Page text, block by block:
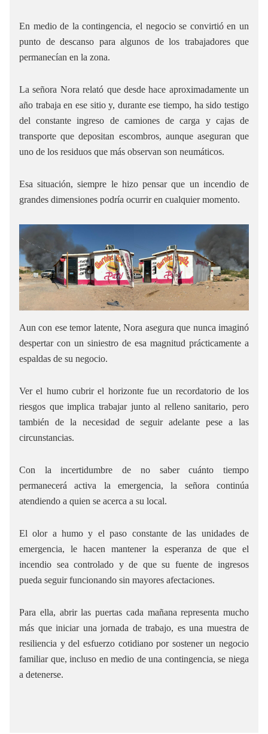
En medio de la contingencia, el negocio se convirtió en un
punto de descanso para algunos de los trabajadores que
permanecían en la zona.
La señora Nora relató que desde hace aproximadamente un
año trabaja en ese sitio y, durante ese tiempo, ha sido testigo
del constante ingreso de camiones de carga y cajas de
transporte que depositan escombros, aunque aseguran que
uno de los residuos que más observan son neumáticos.
Esa situación, siempre le hizo pensar que un incendio de
grandes dimensiones podría ocurrir en cualquier momento.
Aun con ese temor latente, Nora asegura que nunca imaginó
despertar con un siniestro de esa magnitud prácticamente a
espaldas de su negocio.
Ver el humo cubrir el horizonte fue un recordatorio de los
riesgos que implica trabajar junto al relleno sanitario, pero
también de la necesidad de seguir adelante pese a las
circunstancias.
Con la incertidumbre de no saber cuánto tiempo
permanecerá activa la emergencia, la señora continúa
atendiendo a quien se acerca a su local.
El olor a humo y el paso constante de las unidades de
emergencia, le hacen mantener la esperanza de que el
incendio sea controlado y de que su fuente de ingresos
pueda seguir funcionando sin mayores afectaciones.
Para ella, abrir las puertas cada mañana representa mucho
más que iniciar una jornada de trabajo, es una muestra de
resiliencia y del esfuerzo cotidiano por sostener un negocio
familiar que, incluso en medio de una contingencia, se niega
a detenerse.